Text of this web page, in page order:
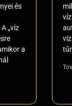
és
„víz
a